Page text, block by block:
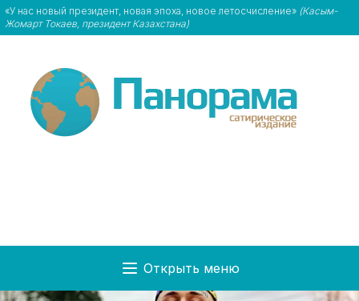
«У нас новый президент, новая эпоха, новое летосчисление» (Касым-
Жомарт Токаев, президент Казахстана)
Открыть меню